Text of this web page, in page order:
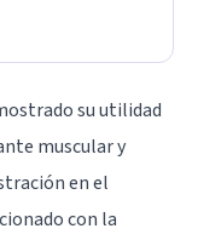
su utilidad
muscular y
en el
con la